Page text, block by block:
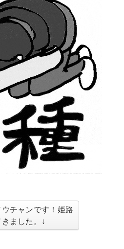
チャンです！姫路
ました。
↓